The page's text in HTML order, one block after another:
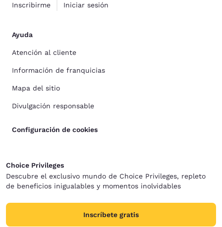
Inscribirme Iniciar sesión
Ayuda
Atención al cliente
Información de franquicias
Mapa del sitio
Divulgación responsable
Configuración de cookies
Choice Privileges
Descubre el exclusivo mundo de Choice Privileges, repleto
de beneficios inigualables y momentos inolvidables
Inscríbete gratis